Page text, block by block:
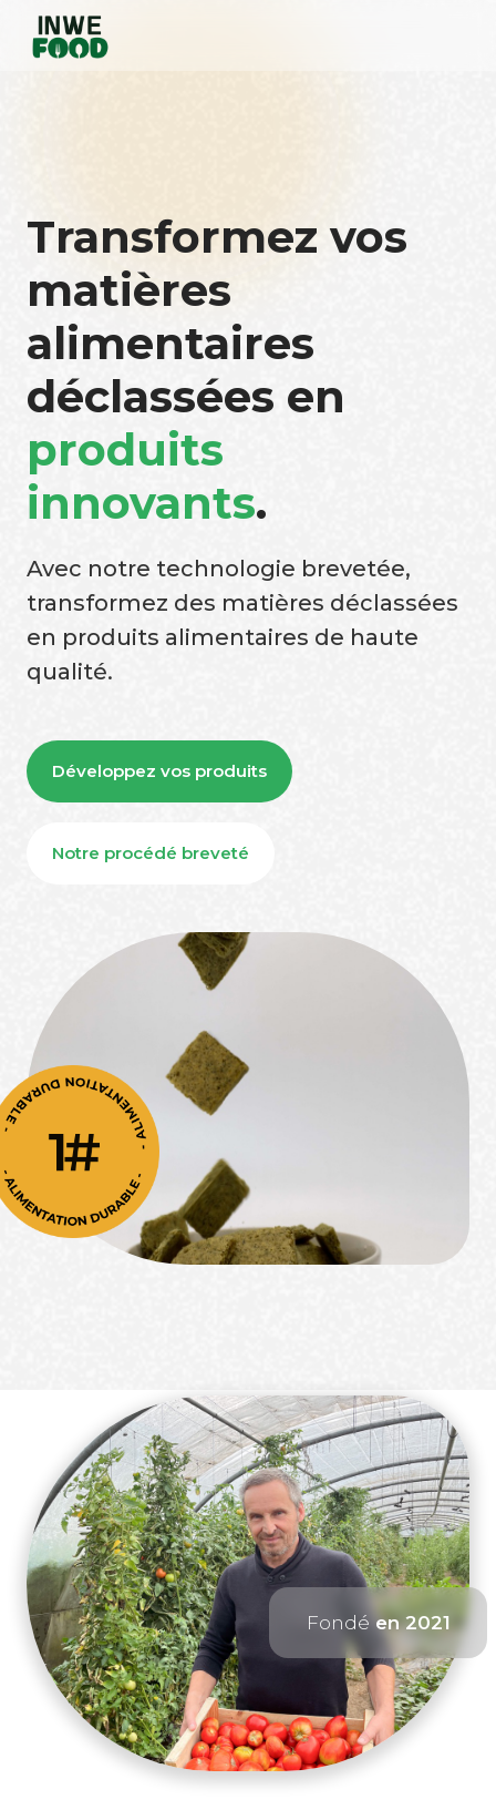
Transformez vos
matières
alimentaires
déclassées en
produits
innovants.
Avec notre technologie brevetée,
transformez des matières déclassées
en produits alimentaires de haute
qualité.
Développez vos produits
Notre procédé breveté
Fondé en 2021